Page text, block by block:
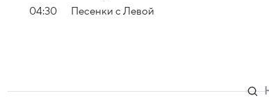
04:30
Песенки с Левой